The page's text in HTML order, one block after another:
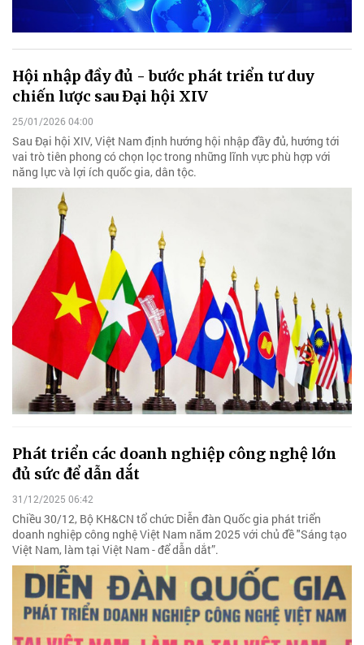
Hội nhập đầy đủ - bước phát triển tư duy
chiến lược sau Đại hội XIV
25/01/2026 04:00
Sau Đại hội XIV, Việt Nam định hướng hội nhập đầy đủ, hướng tới
vai trò tiên phong có chọn lọc trong những lĩnh vực phù hợp với
năng lực và lợi ích quốc gia, dân tộc.
Phát triển các doanh nghiệp công nghệ lớn
đủ sức để dẫn dắt
31/12/2025 06:42
Chiều 30/12, Bộ KH&CN tổ chức Diễn đàn Quốc gia phát triển
doanh nghiệp công nghệ Việt Nam năm 2025 với chủ đề "Sáng tạo
Việt Nam, làm tại Việt Nam - để dẫn dắt”.